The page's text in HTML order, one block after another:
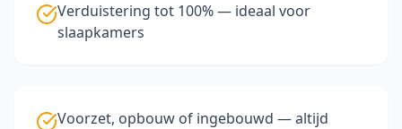
Verduistering tot 100% — ideaal voor
slaapkamers
Voorzet, opbouw of ingebouwd — altijd